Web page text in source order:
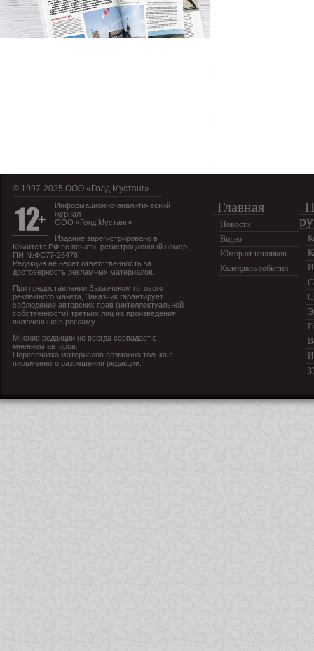
© 1997-2025 OOO «Голд Мустанг»
Информационно-аналитический
журнал
ООО «Голд Мустанг»
Издание зарегистрировано в
Комитете РФ по печати, регистрационный номер
ПИ №ФС77-26476.
Редакция не несет ответственность за
достоверность рекламных материалов.
При предоставлении Заказчиком готового
рекламного макета, Заказчик гарантирует
соблюдение авторских прав (интеллектуальной
собственности) третьих лиц на произведения,
включенные в рекламу.
Мнение редакции не всегда совпадает с
мнением авторов.
Перепечатка материалов возможна только с
письменного разрешения редакции.
Главная
Новости
Видео
Юмор от конников
Календарь событий